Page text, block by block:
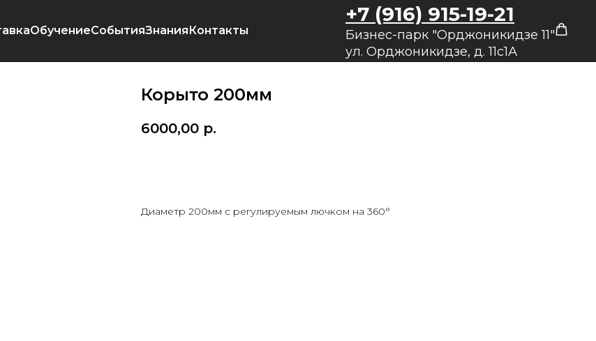
ОбучениеСобытияЗнания Контакты
+7 (916) 915-19-21
Бизнес-парк "Орджоникидзе 11"
ул. Орджоникидзе, д. 11с1А
Корыто 200мм
6000,00 р.
Диаметр 200мм с регулируемым лючком на 360°